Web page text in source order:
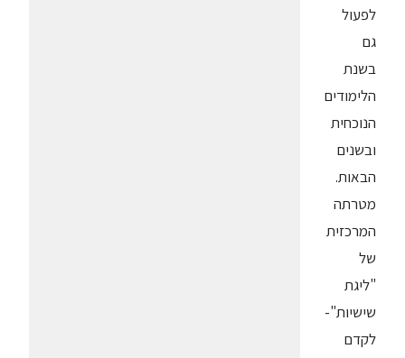
לפעול
גם
בשנת
הלימודים
הנוכחית
ובשנים
הבאות.
מטרתה
המרכזית
של
"ליגת
שישיות"-
לקדם